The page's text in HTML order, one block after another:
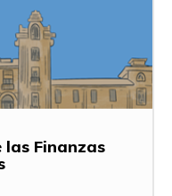
las Finanzas